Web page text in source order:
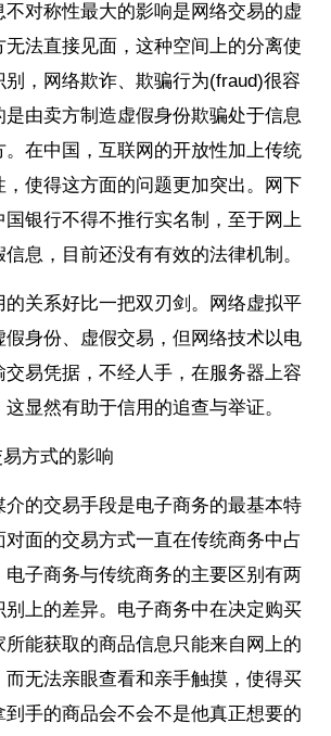
不对称性最大的影响是网络交易的虚
法直接见面，这种空间上的分离使
，网络欺诈、欺骗行为(fraud)很容
由卖方制造虚假身份欺骗处于信息
。在中国，互联网的开放性加上传统
，使得这方面的问题更加突出。网下
国银行不得不推行实名制，至于网上
息，目前还没有有效的法律机制。
的关系好比一把双刃剑。网络虚拟平
假身份、虚假交易，但网络技术以电
易凭据，不经人手，在服务器上容
显然有助于信用的追查与举证。
方式的影响
介的交易手段是电子商务的最基本特
面的交易方式一直在传统商务中占
电子商务与传统商务的主要区别有两
别上的差异。电子商务中在决定购买
能获取的商品信息只能来自网上的
而无法亲眼查看和亲手触摸，使得买
手的商品会不会不是他真正想要的